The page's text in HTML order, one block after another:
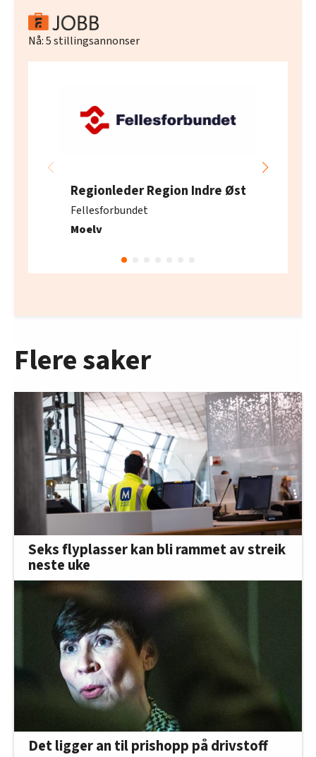
Nå:5stillingsannonser
Regionleder Region Indre Øst
Fellesforbundet
Moelv
Flere saker
Seks flyplasser kan bli rammet av streik
neste uke
Det ligger an til prishopp på drivstoff